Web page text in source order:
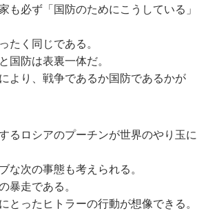
も必ず「国防のためにこうしている」
たく同じである。
国防は表裏一体だ。
より、戦争であるか国防であるかが
るロシアのプーチンが世界のやり玉に
な次の事態も考えられる。
暴走である。
とったヒトラーの行動が想像できる。